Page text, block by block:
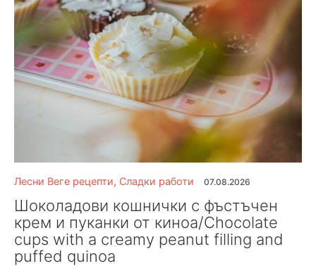
Лесни Веге рецепти, Сладки работи 07.08.2026
Шоколадови кошнички с фъстъчен
крем и пуканки от киноа/Chocolate
cups with a creamy peanut filling and
puffed quinoa